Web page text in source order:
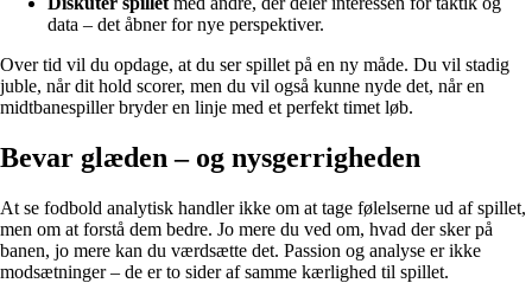
data – det åbner for nye perspektiver.
Over tid vil du opdage, at du ser spillet på en ny måde. Du vil stadig
juble, når dit hold scorer, men du vil også kunne nyde det, når en
midtbanespiller bryder en linje med et perfekt timet løb.
Bevar glæden – og nysgerrigheden
At se fodbold analytisk handler ikke om at tage følelserne ud af spillet,
men om at forstå dem bedre. Jo mere du ved om, hvad der sker på
banen, jo mere kan du værdsætte det. Passion og analyse er ikke
modsætninger – de er to sider af samme kærlighed til spillet.